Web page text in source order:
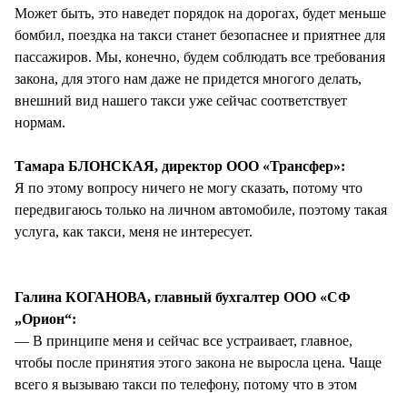
Может быть, это наведет порядок на дорогах, будет меньше
бомбил, поездка на такси станет безопаснее и приятнее для
пассажиров. Мы, конечно, будем соблюдать все требования
закона, для этого нам даже не придется многого делать,
внешний вид нашего такси уже сейчас соответствует
нормам.
Тамара БЛОНСКАЯ, директор ООО «Трансфер»:
Я по этому вопросу ничего не могу сказать, потому что
передвигаюсь только на личном автомобиле, поэтому такая
услуга, как такси, меня не интересует.
Галина КОГАНОВА, главный бухгалтер ООО «СФ
„Орион“:
— В принципе меня и сейчас все устраивает, главное,
чтобы после принятия этого закона не выросла цена. Чаще
всего я вызываю такси по телефону, потому что в этом